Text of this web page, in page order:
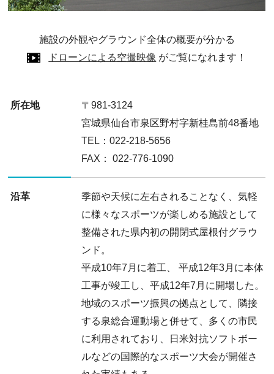
施設の外観やグラウンド全体の概要が分かる
ドローンによる空撮映像 がご覧になれます！
所在地
〒981-3124
宮城県仙台市泉区野村字新桂島前48番地
TEL：022-218-5656
FAX： 022-776-1090
沿革
季節や天候に左右されることなく、気軽
に様々なスポーツが楽しめる施設として
整備された県内初の開閉式屋根付グラウ
ンド。
平成10年7月に着工、 平成12年3月に本体
工事が竣工し、平成12年7月に開場した。
地域のスポーツ振興の拠点として、隣接
する泉総合運動場と併せて、多くの市民
に利用されており、日米対抗ソフトボー
ルなどの国際的なスポーツ大会が開催さ